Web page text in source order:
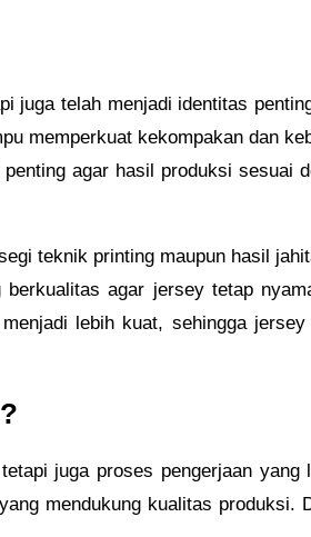
juga telah menjadi identitas
memperkuat kekompakan dan
agar hasil produksi sesuai
teknik printing maupun hasil
agar jersey tetap
lebih kuat, sehingga jersey
juga proses pengerjaan yang
mendukung kualitas produksi.